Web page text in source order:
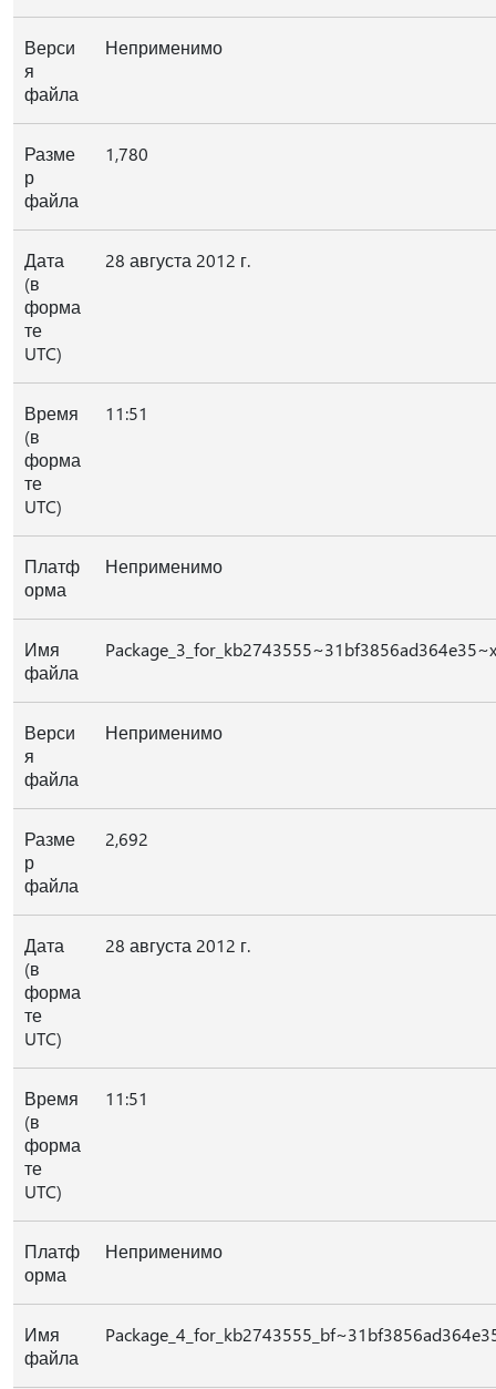
Верси
я
файла
Неприменимо
Разме
р
файла
1,780
Дата
(в
форма
те
UTC)
28 августа 2012 г.
Время
(в
форма
те
UTC)
11:51
Платф
орма
Неприменимо
Имя
файла
Верси
я
файла
Неприменимо
Разме
р
файла
2,692
Дата
(в
форма
те
UTC)
28 августа 2012 г.
Время
(в
форма
те
UTC)
11:51
Платф
орма
Неприменимо
Имя
файла